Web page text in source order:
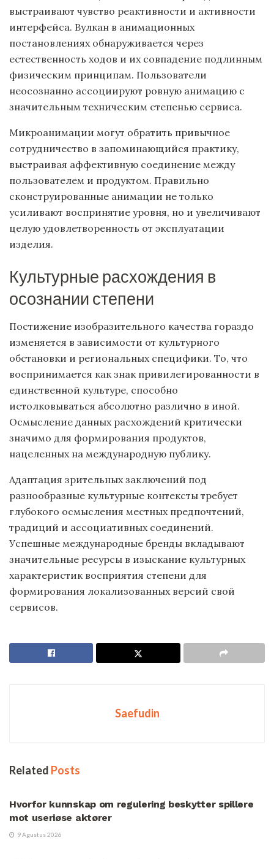
выстраивают чувство реактивности и активности
интерфейса. Вулкан в анимационных
постановлениях обнаруживается через
естественность ходов и их совпадение подлинным
физическим принципам. Пользователи
неосознанно ассоциируют ровную анимацию с
значительным техническим степенью сервиса.
Микроанимации могут обратить привычное
сотрудничество в запоминающийся практику,
выстраивая аффективную соединение между
пользователем и продуктом. Правильно
сконструированные анимации не только
усиливают воспринятие уровня, но и увеличивают
целую удовлетворенность от эксплуатации
изделия.
Культурные расхождения в
осознании степени
Постижение изобразительного качества гораздо
изменяется в зависимости от культурного
обстановки и региональных специфики. То, что
воспринимается как знак привилегированности в
единственной культуре, способно
истолковываться абсолютно различно в иной.
Осмысление данных расхождений критически
значимо для формирования продуктов,
нацеленных на международную публику.
Адаптация зрительных заключений под
разнообразные культурные контексты требует
глубокого осмысления местных предпочтений,
традиций и ассоциативных соединений.
Успешные международные бренды вкладывают
значительные ресурсы в изыскание культурных
характеристик восприятия степени для
формирования локализованных версий свой
сервисов.
Saefudin
Related Posts
Hvorfor kunnskap om regulering beskytter spillere
mot useriøse aktører
9 Agustus 2026